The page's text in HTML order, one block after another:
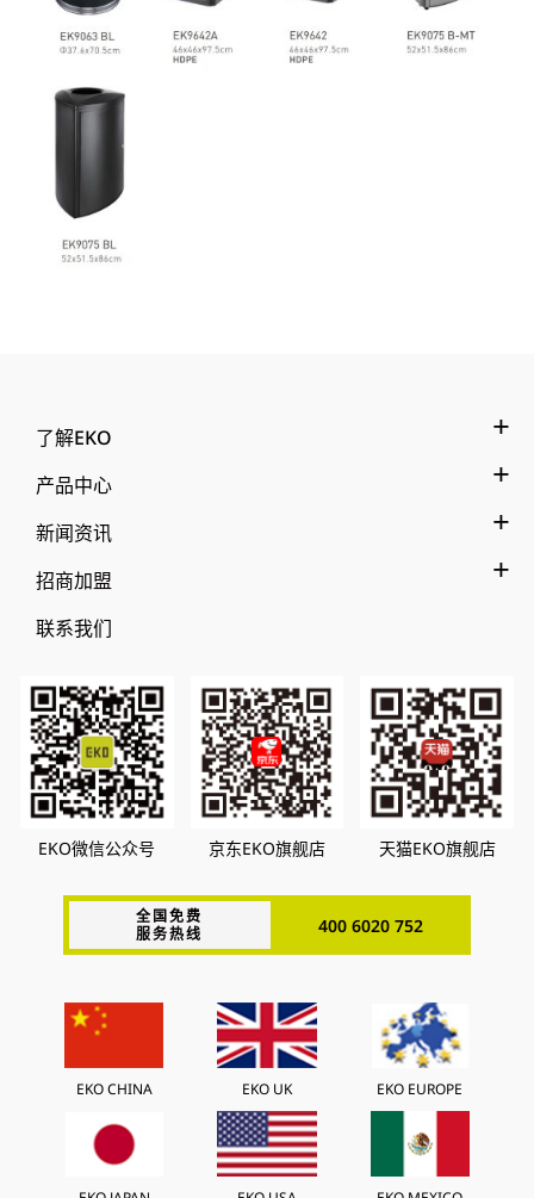
了解EKO
产品中心
新闻资讯
招商加盟
联系我们
EKO微信公众号 京东EKO旗舰店 天猫EKO旗舰店
全国免费
服务热线
400 6020 752
EKO CHINA EKO UK EKO EUROPE